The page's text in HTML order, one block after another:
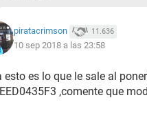
piratacrimson 11.636
10 sep 2018 a las 23:58
esto es lo que le sale al
,comente que